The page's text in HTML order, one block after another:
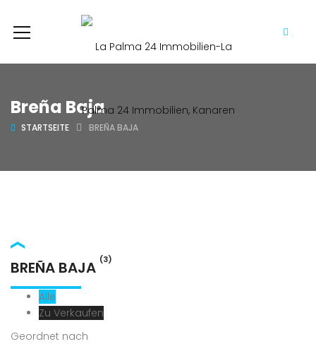
Breña Baja
STARTSEITE BREÑA BAJA
BREÑA BAJA (3)
Alle
Zu Verkaufen
Geordnet nach